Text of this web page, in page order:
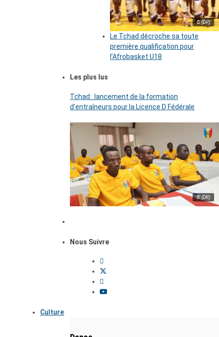
© (DR)
Le Tchad décroche sa toute
première qualification pour
l’Afrobasket U18
Les plus lus
Tchad : lancement de la formation
d’entraîneurs pour la Licence D Fédérale
© (DR)
Nous Suivre
Culture